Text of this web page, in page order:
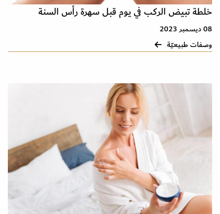
خلطة تبيض الركب في يوم قبل سهرة رأس السنة
08 ديسمبر 2023
وصفات طبيعيّة